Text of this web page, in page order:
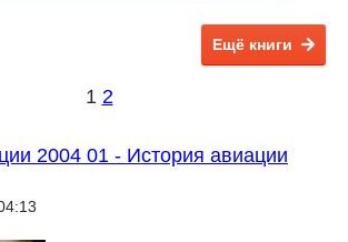
Ещё книги
1 2
2004 01 - История авиации